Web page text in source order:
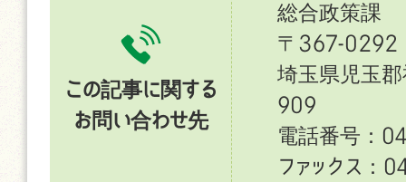
この記事に関する
お問い合わせ先
総合政策課
〒367-0292
埼玉県児玉
909
電話番号：
ファックス：